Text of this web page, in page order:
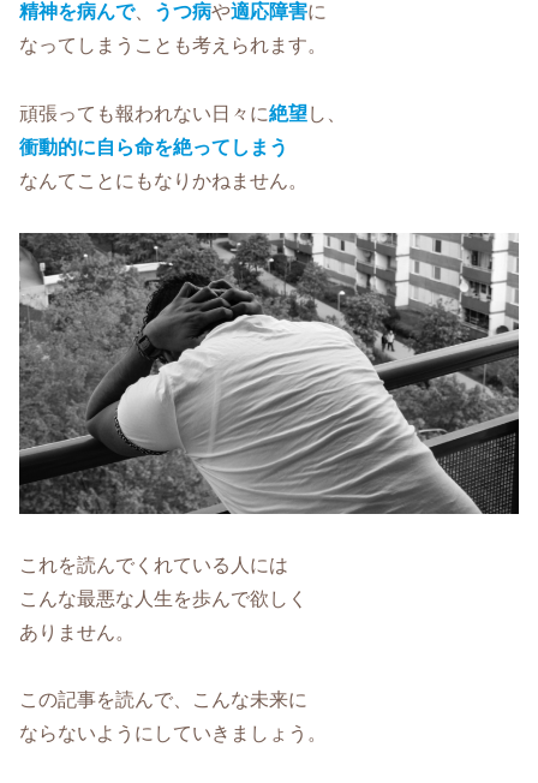
精神を病んで、 うつ病や適応障害に
なってしまうことも考えられます。
頑張っても報われない日々に絶望し、
衝動的に自ら命を絶ってしまう
なんてことにもなりかねません。
これを読んでくれている人には
こんな最悪な人生を歩んで欲しく
ありません。
この記事を読んで、こんな未来に
ならないようにしていきましょう。